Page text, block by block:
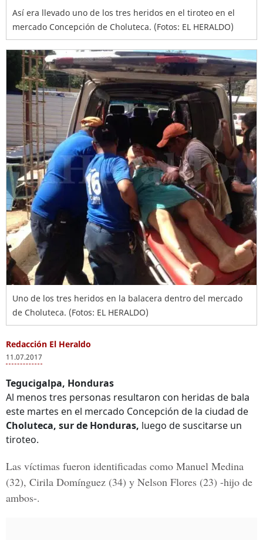
Así era llevado uno de los tres heridos en el tiroteo en el
mercado Concepción de Choluteca. (Fotos: EL HERALDO)
Uno de los tres heridos en la balacera dentro del mercado
de Choluteca. (Fotos: EL HERALDO)
Redacción El Heraldo
11.07.2017
Tegucigalpa, Honduras
Al menos tres personas resultaron con heridas de bala
este martes en el mercado Concepción de la ciudad de
Choluteca, sur de Honduras, luego de suscitarse un
tiroteo.
Las víctimas fueron identificadas como Manuel Medina
(32), Cirila Domínguez (34) y Nelson Flores (23) -hijo de
ambos-.